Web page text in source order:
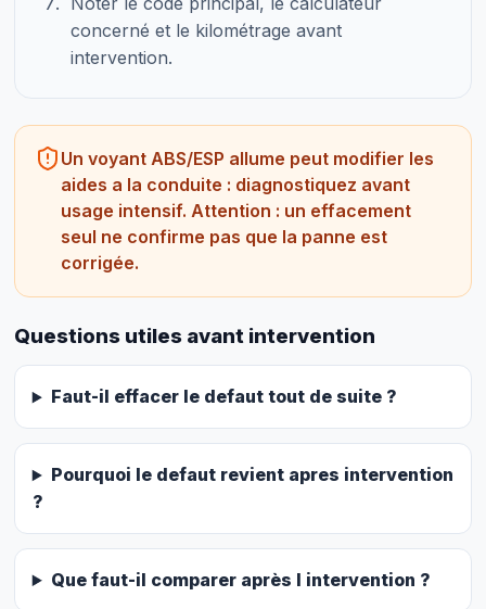
concerné et le kilométrage avant
intervention.
Un voyant ABS/ESP allume peut modifier les
aides a la conduite : diagnostiquez avant
usage intensif. Attention : un effacement
seul ne confirme pas que la panne est
corrigée.
Questions utiles avant intervention
Faut-il effacer le defaut tout de suite ?
Pourquoi le defaut revient apres intervention
?
Que faut-il comparer après l intervention ?